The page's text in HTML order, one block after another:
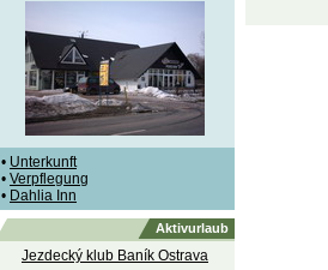
• Unterkunft
• Verpflegung
• Dahlia Inn
Aktivurlaub
Jezdecký klub Baník Ostrava